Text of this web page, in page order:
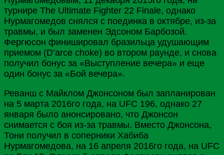
турнире The Ultimate Fighter 22 Finale, однако
Нурмагомедов снялся с поединка в октябре, из-за
травмы, и был заменен Эдсоном Барбозой.
Фергюсон финишировал бразильца удушающим
приемом (D’arce choke) во втором раунде, и снова
получил бонус за «Выступление вечера» и еще
один бонус за «Бой вечера».
Реванш с Майклом Джонсоном был запланирован
на 5 марта 2016го года, на UFC 196, однако 27
января было анонсировано, что Джонсон
снимается с боя из-за травмы. Вместо Джонсона,
Тони получил в соперники Хабиба
Нурмагомедова, на 16 апреля 2016го года, на UFC